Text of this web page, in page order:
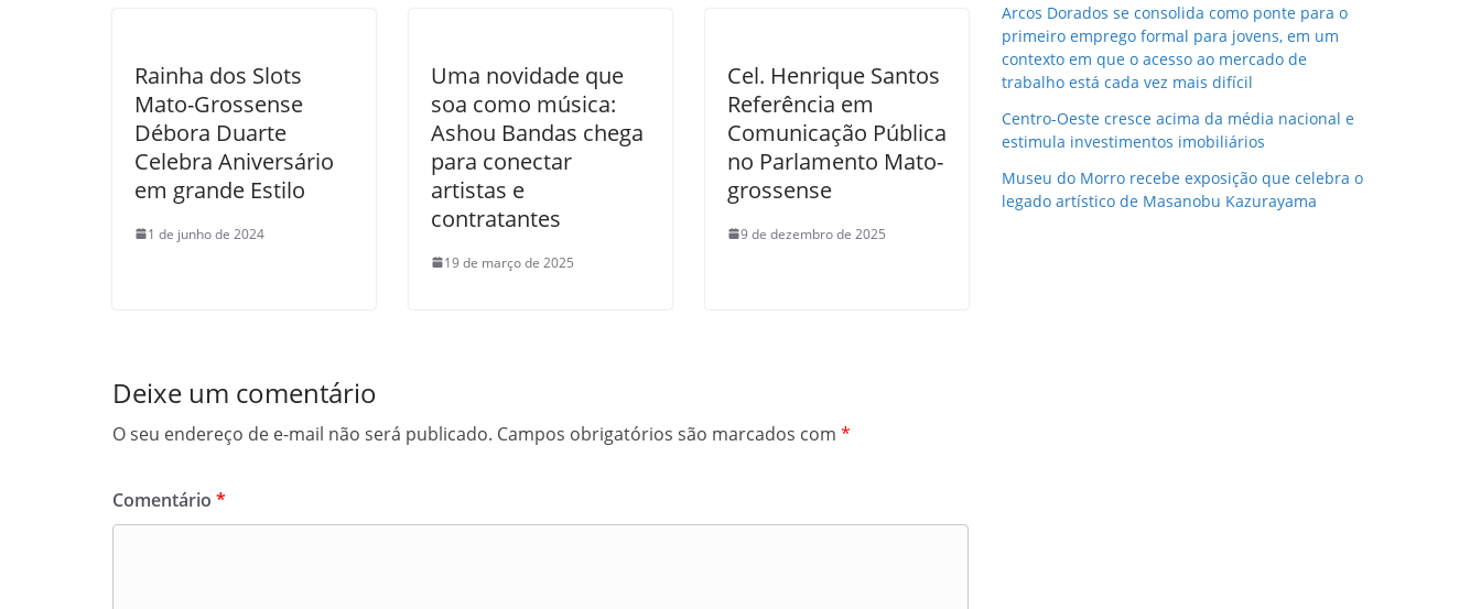
Rainha dos Slots
Mato-Grossense
Débora Duarte
Celebra Aniversário
em grande Estilo
1 de junho de 2024
Uma novidade que
soa como música:
Ashou Bandas chega
para conectar
artistas e
contratantes
19 de março de 2025
Cel. Henrique Santos
Referência em
Comunicação Pública
no Parlamento Mato-
grossense
9 de dezembro de 2025
Deixe um comentário
O seu endereço de e-mail não será publicado. Campos obrigatórios são marcados com *
Comentário *
Arcos Dorados se consolida como ponte para o
primeiro emprego formal para jovens, em um
contexto em que o acesso ao mercado de
trabalho está cada vez mais difícil
Centro-Oeste cresce acima da média nacional e
estimula investimentos imobiliários
Museu do Morro recebe exposição que celebra o
legado artístico de Masanobu Kazurayama